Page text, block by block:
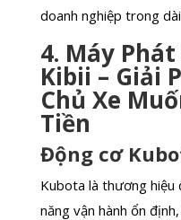
doanh nghiệp trong
4. Máy
Kibii – Giải
Chủ Xe
Tiền
Động cơ
Kubota là thương hiệu
năng vận hành ổn